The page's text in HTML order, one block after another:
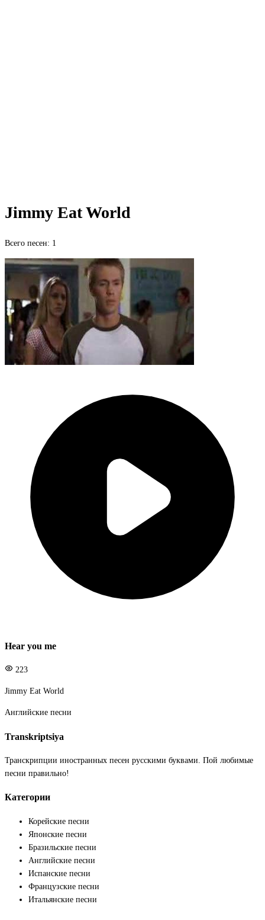
Jimmy Eat World
Всего песен: 1
Hear you me
223
Jimmy Eat World
Английские песни
Transkriptsiya
Транскрипции иностранных песен русскими буквами. Пой любимые
песни правильно!
Категории
Корейские песни
Японские песни
Бразильские песни
Английские песни
Испанские песни
Французские песни
Итальянские песни